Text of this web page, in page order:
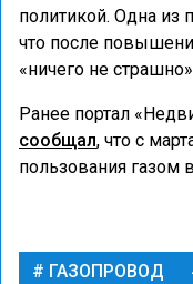
политикой. Одна из
что после
«ничего не
Ранее портал
сообщал, что с
пользования газом
ГАЗОПРОВОД